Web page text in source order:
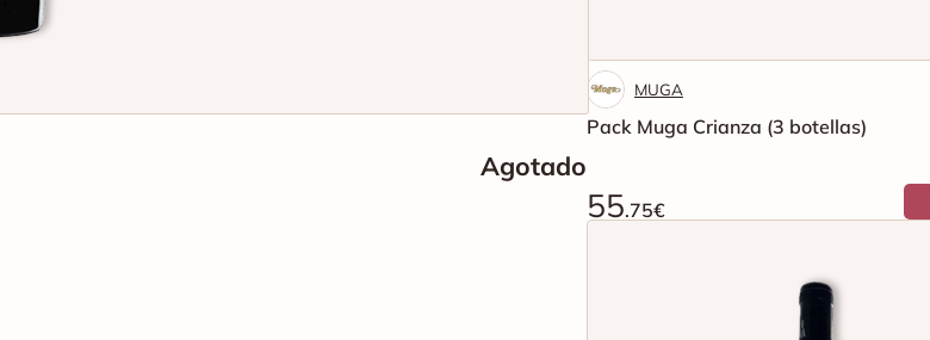
Agotado
MUGA
Pack Muga Crianza (3 botellas)
55.75€